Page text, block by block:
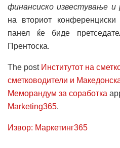
финансиско известување и
на вториот
панел ќе биде
Прентоска.
The post Институтот на
сметководители и
Меморандум за соработка
Marketing365.
Извор: Маркетинг365